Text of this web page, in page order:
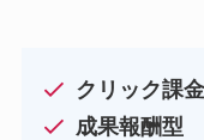
クリック課
成果報酬型